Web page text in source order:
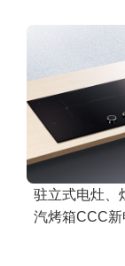
驻立式电灶、
汽烤箱CCC新